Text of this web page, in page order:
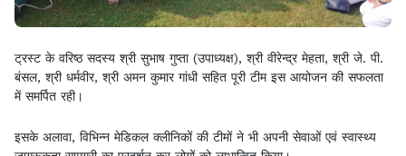
ट्रस्ट के वरिष्ठ सदस्य श्री सुभाष गुप्ता (उपाध्यक्ष), श्री वीरेन्द्र मेहता, श्री जे. पी.
बंसल, श्री धर्मवीर, श्री अमन कुमार गांधी सहित पूरी टीम इस आयोजन की सफलता
में समर्पित रही।
इसके अलावा, विभिन्न मेडिकल क्लीनिकों की टीमों ने भी अपनी सेवाओं एवं स्वास्थ्य